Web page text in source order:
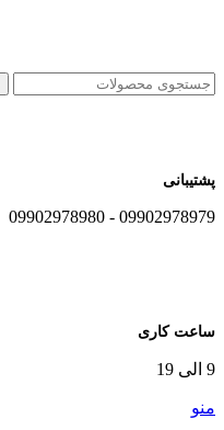
پشتیبانی
09902978979 - 09902978980
ساعت کاری
9 الی 19
منو